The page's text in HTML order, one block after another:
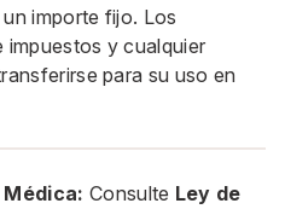
importe fijo. Los
impuestos y cualquier
para su uso en
Consulte Ley de